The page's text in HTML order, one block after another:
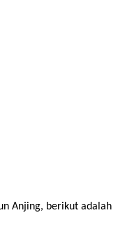
Anjing, berikut adalah